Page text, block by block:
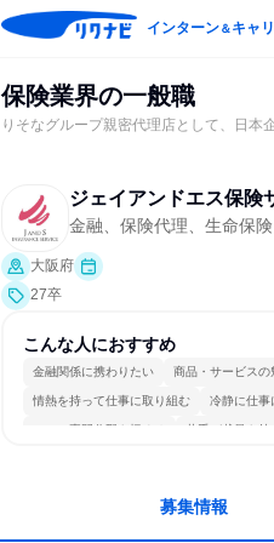
インターン＆キャ
保険業界の一般職
りそなグループ親密代理店として、日本
ジェイアンドエス保険
金融、保険代理、生命保
大阪府
27卒
こんな人におすすめ
金融関係に携わりたい 商品・サービスの
情熱を持って仕事に取り組む 冷静に仕事
一つの専門分野を極める 若手が裁量を持
募集情報